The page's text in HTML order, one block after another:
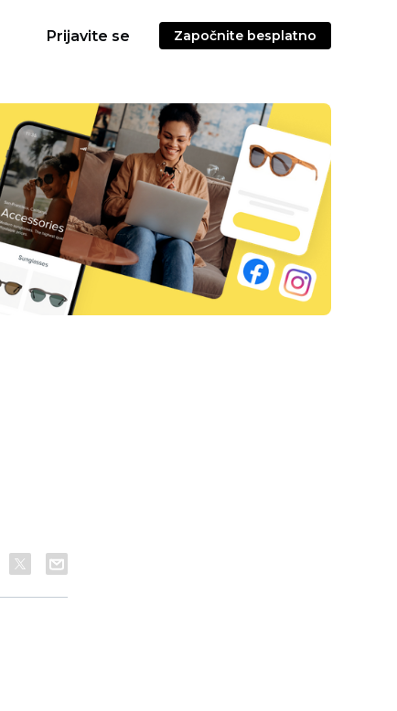
Prijavite se Započnite besplatno